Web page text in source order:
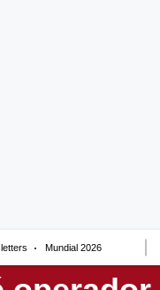
Mundial 2026